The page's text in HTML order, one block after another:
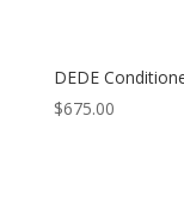
DEDE
$675.00